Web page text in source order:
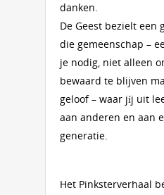
danken.
De Geest bezielt een
die gemeenschap –
je nodig, niet alleen
bewaard te blijven
geloof – waar jíj uit
aan anderen en aan
generatie.
Het Pinksterverhaal